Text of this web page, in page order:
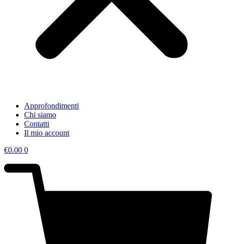
Approfondimenti
Chi siamo
Contatti
Il mio account
€0.00 0